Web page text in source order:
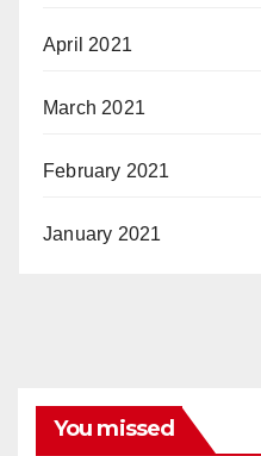
April 2021
March 2021
February 2021
January 2021
You missed